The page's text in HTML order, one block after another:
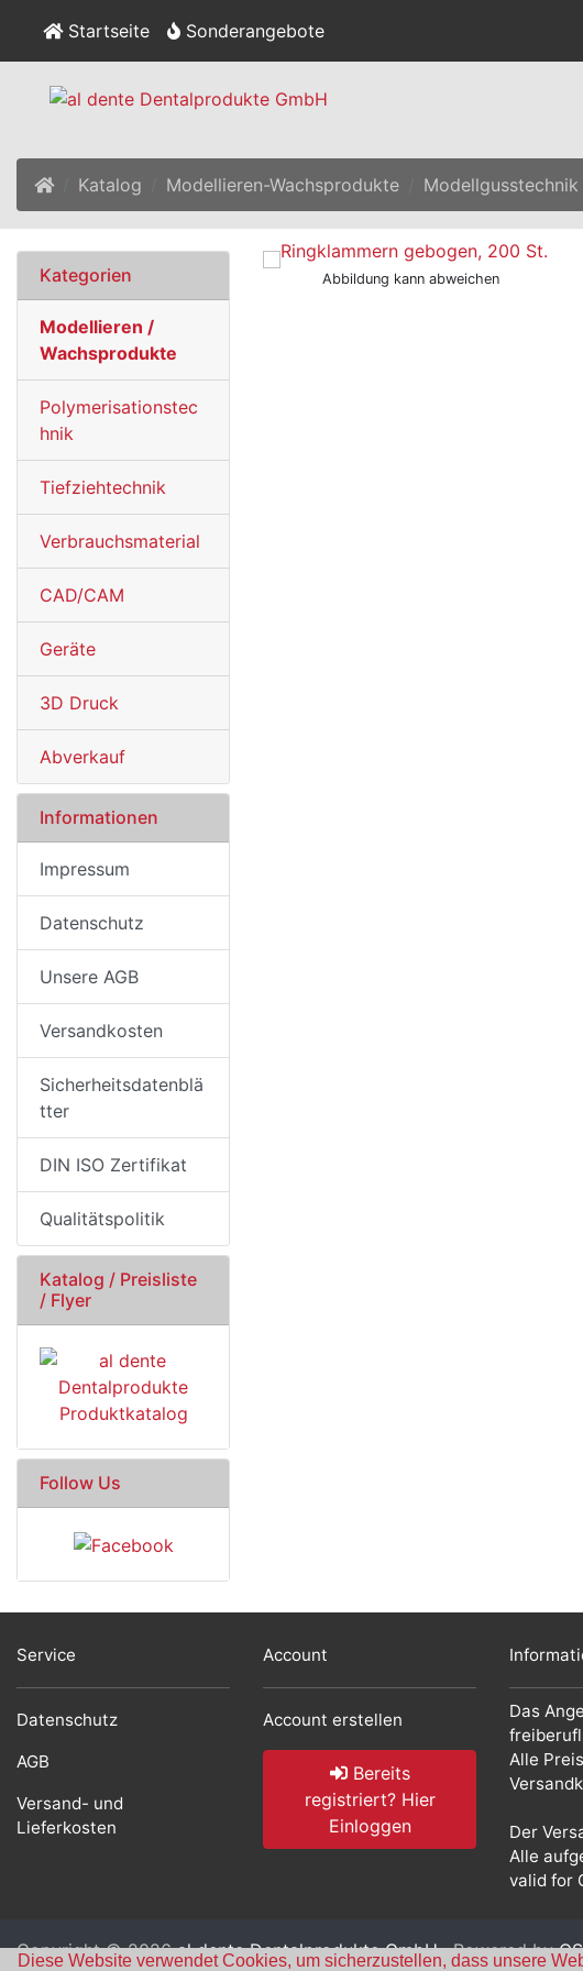
Diese Website verwendet Cookies, um sicherzustellen, dass unsere
Startseite Sonderangebote
Startseite
Katalog Modellieren-Wachsprodukte Modellgusstechnik
Abbildung kann abweichen
Kategorien
Modellieren /
Wachsprodukte
Polymerisationstec
hnik
Tiefziehtechnik
Verbrauchsmaterial
CAD/CAM
Geräte
3D Druck
Abverkauf
Informationen
Impressum
Datenschutz
Unsere AGB
Versandkosten
Sicherheitsdatenblä
tter
DIN ISO Zertifikat
Qualitätspolitik
Katalog / Preisliste
/ Flyer
Follow Us
Service
Datenschutz
AGB
Versand- und
Lieferkosten
Account
Account erstellen
Bereits
registriert? Hier
Einloggen
Das
Alle
Der
Alle
valid for
Copyright © 2026al dente Dentalprodukte GmbH· Powered by